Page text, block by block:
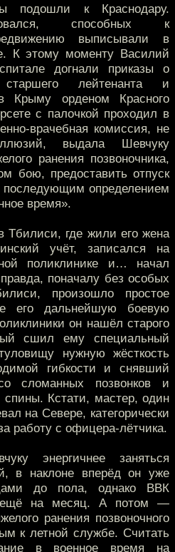
к Краснодару.
способных к
выписывали в
К этому моменту Василий
догнали приказы о
лейтенанта и
Крыму орденом Красного
с палочкой проходил в
врачебная комиссия, не
выдала Шевчуку
ранения позвоночника,
бою, предоставить отпуск
определением
время».
Тбилиси, где жили его жена
учёт, записался на
поликлинике и… начал
поначалу без особых
произошло простое
его дальнейшую боевую
он нашёл старого
сшил ему специальный
нужную жёсткость
гибкости и снявший
сломанных позвонков и
Кстати, мастер, один
на Севере, категорически
работу с офицера-лётчика.
энергичнее заняться
в наклоне вперёд он уже
до пола, однако ВВК
ещё на месяц. А потом —
ранения позвоночного
к летной службе. Считать
в военное время на